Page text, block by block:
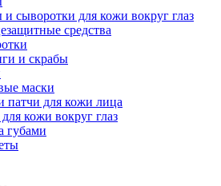
сыворотки для кожи вокруг глаз
средства
и скрабы
маски
патчи для кожи лица
кожи вокруг глаз
губами